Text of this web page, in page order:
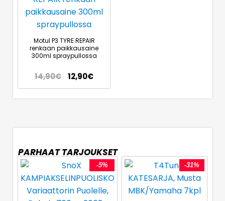
Motul P3 TYRE REPAIR
renkaan paikkausaine
300ml spraypullossa
14,90€ 12,90€
PARHAAT TARJOUKSET
-5% -31%